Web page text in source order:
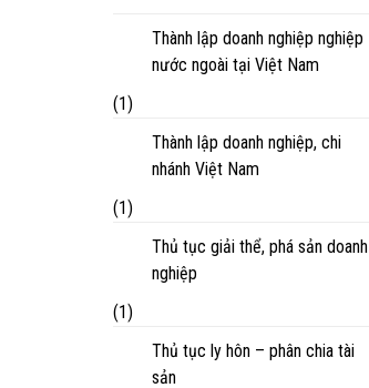
Thành lập doanh nghiệp nghiệp
nước ngoài tại Việt Nam
(1)
Thành lập doanh nghiệp, chi
nhánh Việt Nam
(1)
Thủ tục giải thể, phá sản doanh
nghiệp
(1)
Thủ tục ly hôn – phân chia tài
sản